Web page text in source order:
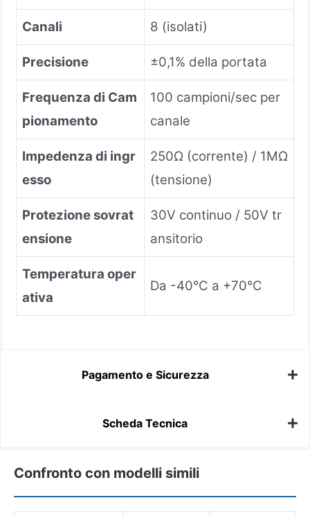
Canali 8 (isolati)
Precisione ±0,1% della portata
Frequenza di Cam
pionamento
100 campioni/sec per
canale
Impedenza di ingr
esso
250Ω (corrente) / 1MΩ
(tensione)
Protezione sovrat
ensione
30V continuo / 50V tr
ansitorio
Temperatura oper
ativa
Da -40°C a +70°C
Pagamento e Sicurezza
Scheda Tecnica
Confronto con modelli simili